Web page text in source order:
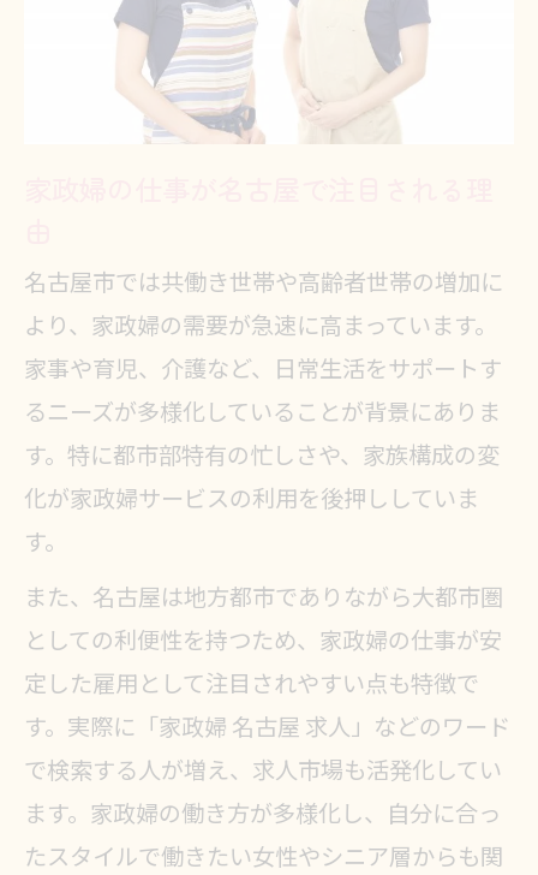
名古屋で家政婦が人気の背景を深掘
り
家政婦利用が名古屋で増えている要
理由
家政婦サービスが名古屋で選ばれる
強み
家政婦依頼が名古屋に根付く社会的
背景
仕事選びなら家政婦の働き方も視野に
解説
家政婦が選ばれる理由と働き方の特
徴
家政婦の働き方がもたらす生活の変
化
主婦に人気の家政婦の仕事探しのコ
名古屋市では共働き世帯や高齢者世帯の増加に
より、家政婦の需要が急速に高まっています。
家事や育児、介護など、日常生活をサポートす
るニーズが多様化していることが背景にありま
す。特に都市部特有の忙しさや、家族構成の変
化が家政婦サービスの利用を後押ししていま
す。
また、名古屋は地方都市でありながら大都市圏
としての利便性を持つため、家政婦の仕事が安
定した雇用として注目されやすい点も特徴で
す。実際に「家政婦 名古屋 求人」などのワード
で検索する人が増え、求人市場も活発化してい
ます。家政婦の働き方が多様化し、自分に合っ
たスタイルで働きたい女性やシニア層からも関